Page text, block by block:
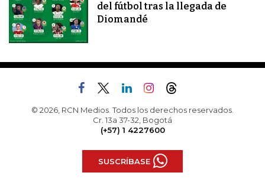
del fútbol tras la llegada de
Diomandé
© 2026, RCN Medios. Todos los derechos reservados.
Cr. 13a 37-32, Bogotá
(+57) 1 4227600
SUSCRÍBASE